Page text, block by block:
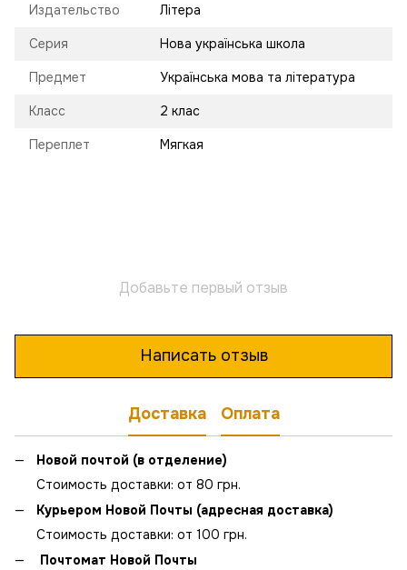
Издательство Літера
Серия Нова українська школа
Предмет Українська мова та література
Класс 2 клас
Переплет Мягкая
Добавьте первый отзыв
Написать отзыв
Доставка Оплата
Новой почтой (в отделение)
Стоимость доставки: от 80 грн.
Курьером Новой Почты (адресная доставка)
Стоимость доставки: от 100 грн.
Почтомат Новой Почты